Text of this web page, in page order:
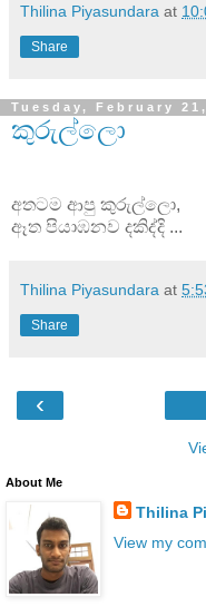
Thilina Piyasundara at
Share
Tuesday, February
කුරුල්ලො
අතටම ආපු කුරුල්ලො,
ඈත පියාඹනව දකිද්දි ...
Thilina Piyasundara at
Share
‹
About Me
Thilina
View my